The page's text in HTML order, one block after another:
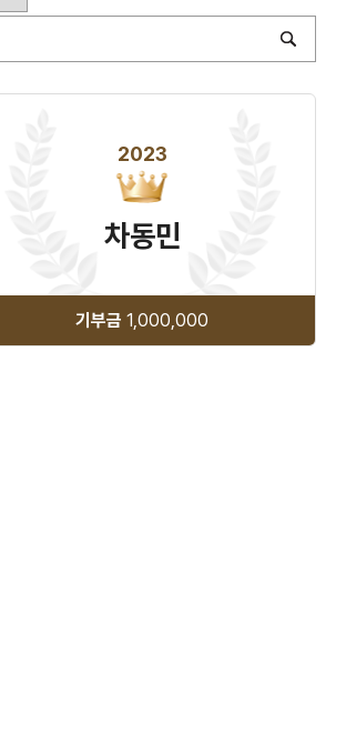
2023
차동민
기부금 1,000,000